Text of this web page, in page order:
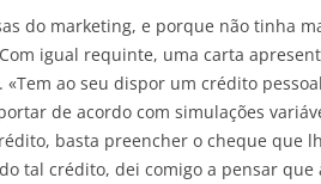
do marketing, e porque não tinha
igual requinte, uma carta
ao seu dispor um crédito
de acordo com simulações
basta preencher o cheque que
tal crédito, dei comigo a pensar